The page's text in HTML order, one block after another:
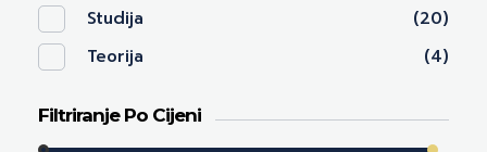
Studija
(20)
Teorija
(4)
Filtriranje Po Cijeni